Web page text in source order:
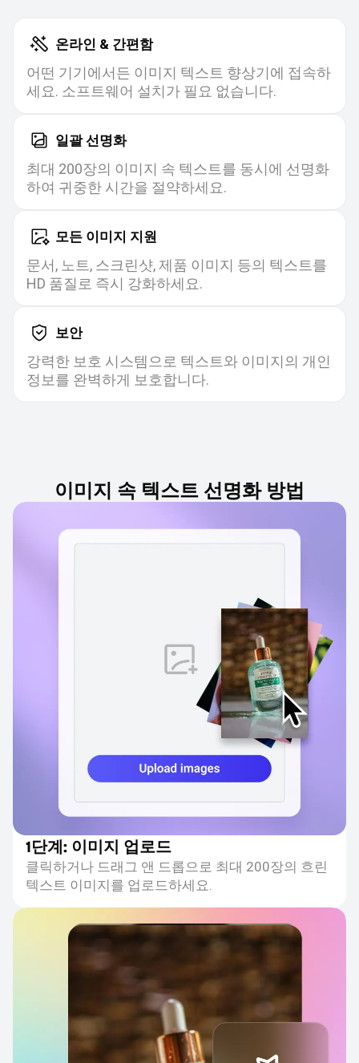
온라인 & 간편함
어떤 기기에서든 이미지 텍스트 향상기에 접속하
세요. 소프트웨어 설치가 필요 없습니다.
일괄 선명화
최대 200장의 이미지 속 텍스트를 동시에 선명화
하여 귀중한 시간을 절약하세요.
모든 이미지 지원
문서, 노트, 스크린샷, 제품 이미지 등의 텍스트를
HD 품질로 즉시 강화하세요.
보안
강력한 보호 시스템으로 텍스트와 이미지의 개인
정보를 완벽하게 보호합니다.
이미지 속 텍스트 선명화 방법
1단계: 이미지 업로드
클릭하거나 드래그 앤 드롭으로 최대 200장의 흐린
텍스트 이미지를 업로드하세요.